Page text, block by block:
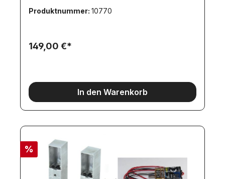
Endschalter sind bereits einbaufertig verkabelt. Es
müssen nur noch die Kabel am Motor angelötet
zwingend mit einer höheren Spannung (z.B. 12V)
erfolgen muss, können Sie einen Fahrtregler
werden! Auch wenn dies nicht ferngesteuert
möglich ist, kann der Satteltieflader so auch von
Schneckengetriebe (Schnecke auf Motor
Produktnummer: 10770
149,00 €*
In den Warenkorb
%